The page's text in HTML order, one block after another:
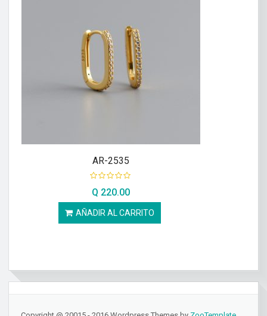
AR-2535
Q 220.00
AÑADIR AL CARRITO